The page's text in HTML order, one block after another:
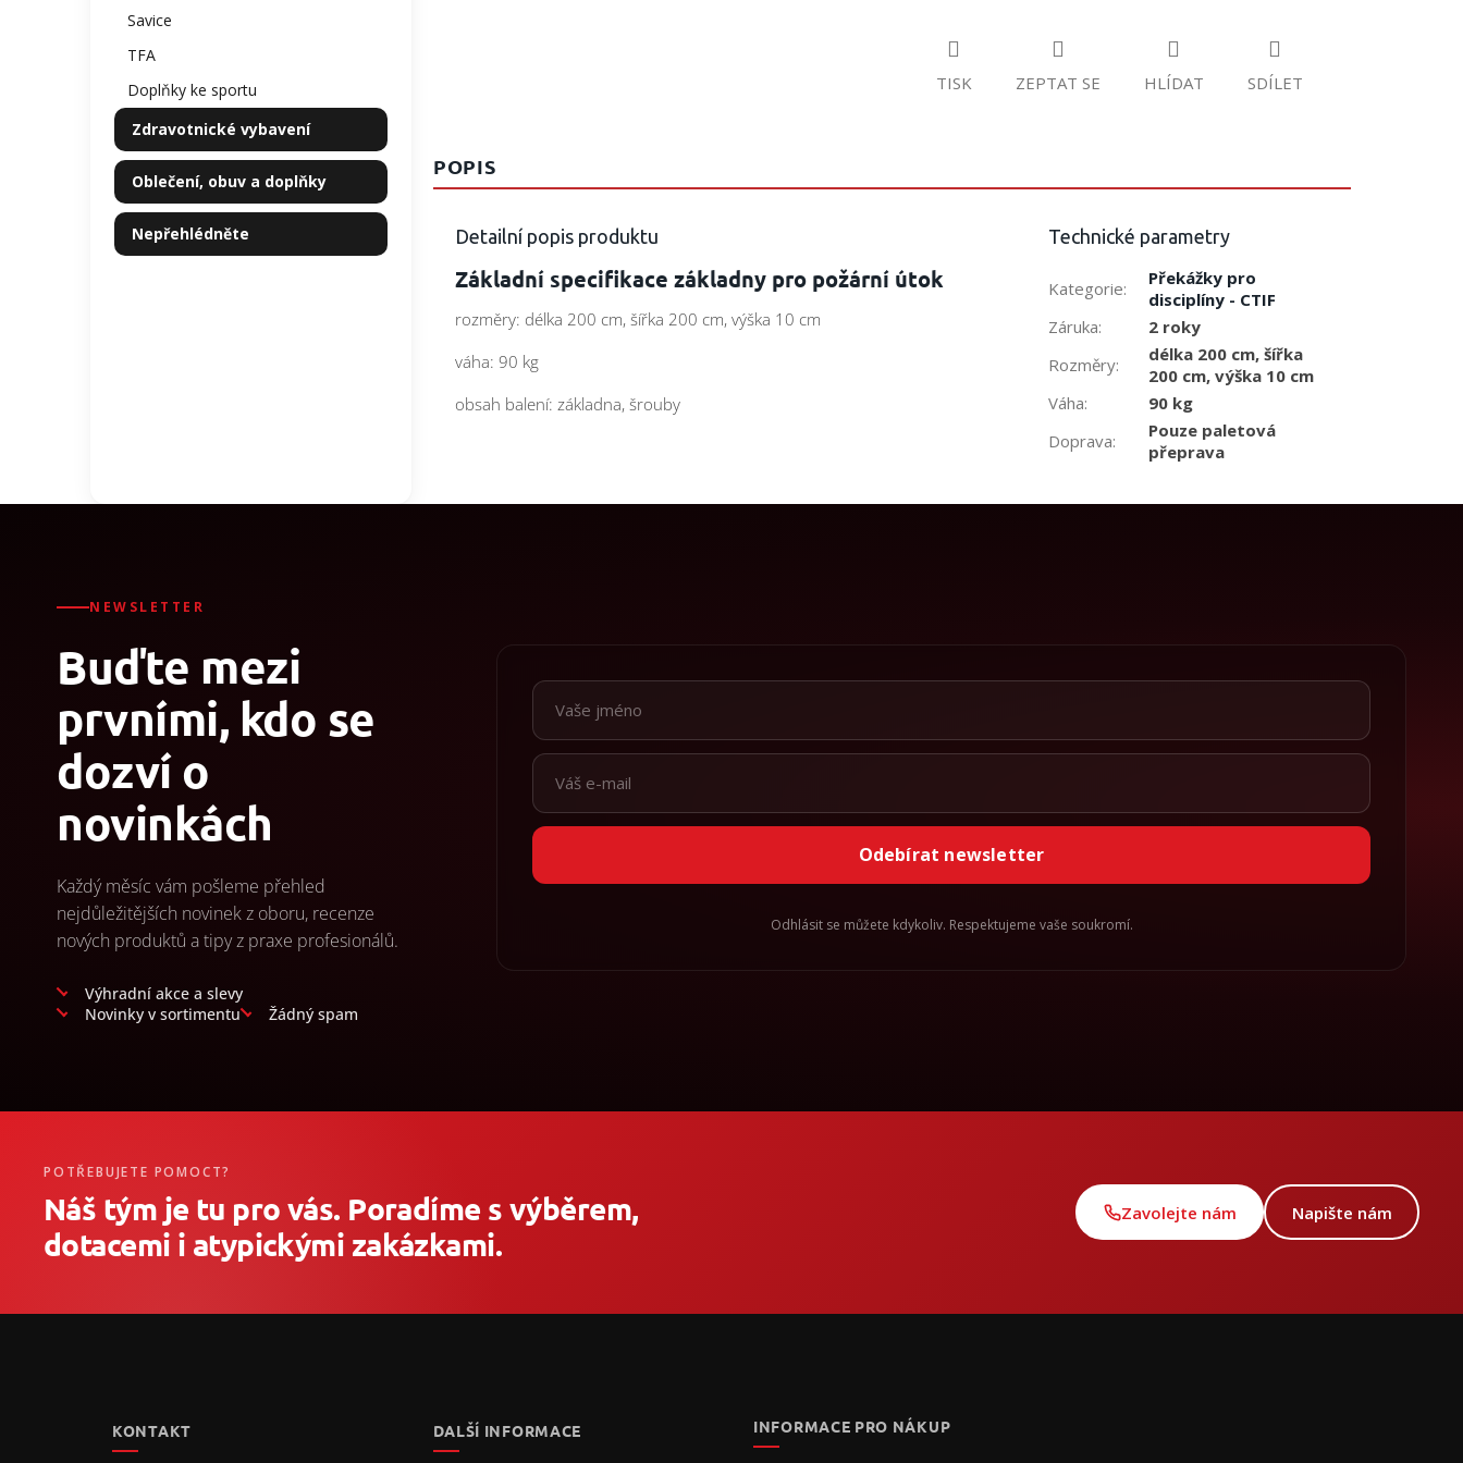
Savice
TFA
Doplňky ke sportu
Zdravotnické vybavení
Oblečení, obuv a doplňky
Nepřehlédněte
TISK ZEPTAT SE HLÍDAT SDÍLET
POPIS
Detailní popis produktu
Základní specifikace základny pro požární útok
rozměry: délka 200 cm, šířka 200 cm, výška 10 cm
váha: 90 kg
obsah balení: základna, šrouby
Technické parametry
Kategorie:
Překážky pro
disciplíny - CTIF
Záruka:
2 roky
Rozměry:
délka 200 cm, šířka
200 cm, výška 10 cm
Váha:
90 kg
Doprava:
Pouze paletová
přeprava
NEWSLETTER
Buďte mezi
prvními, kdo se
dozví o
novinkách
Každý měsíc vám pošleme přehled
nejdůležitějších novinek z oboru, recenze
nových produktů a tipy z praxe profesionálů.
Výhradní akce a slevy
Novinky v sortimentu
Žádný spam
Odebírat newsletter
Odhlásit se můžete kdykoliv. Respektujeme vaše soukromí.
POTŘEBUJETE POMOCT?
Náš tým je tu pro vás. Poradíme s výběrem,
dotacemi i atypickými zakázkami.
Zavolejte nám Napište nám
KONTAKT DALŠÍ INFORMACE INFORMACE PRO NÁKUP